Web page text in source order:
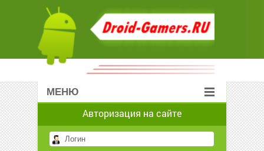
МЕНЮ
Авторизация на сайте